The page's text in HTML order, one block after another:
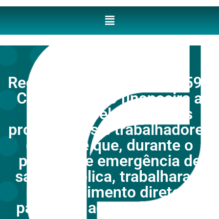
Recomendação nº 6686259 -
Compensação financeira a
ser paga pela União aos
profissionais e trabalhadores
de saúde que, durante o
período de emergência de
saúde pública, trabalharam
no atendimento direto a
pacientes acometidos pela